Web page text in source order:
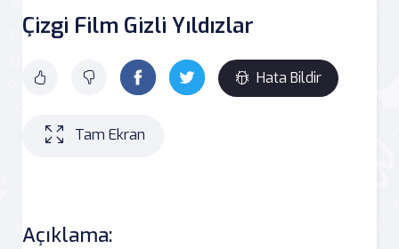
Çizgi Film Gizli Yıldızlar
Hata Bildir
Tam Ekran
Açıklama: